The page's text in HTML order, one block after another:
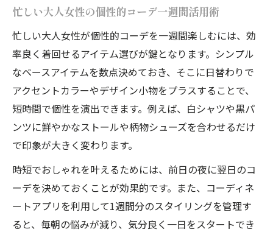
忙しい大人女性の個性的コーデ一週間活用術
忙しい大人女性が個性的コーデを一週間楽しむには、効
率良く着回せるアイテム選びが鍵となります。シンプル
なベースアイテムを数点決めておき、そこに日替わりで
アクセントカラーやデザイン小物をプラスすることで、
短時間で個性を演出できます。例えば、白シャツや黒パ
ンツに鮮やかなストールや柄物シューズを合わせるだけ
で印象が大きく変わります。
時短でおしゃれを叶えるためには、前日の夜に翌日のコ
ーデを決めておくことが効果的です。また、コーディネ
ートアプリを利用して1週間分のスタイリングを管理す
ると、毎朝の悩みが減り、気分良く一日をスタートでき